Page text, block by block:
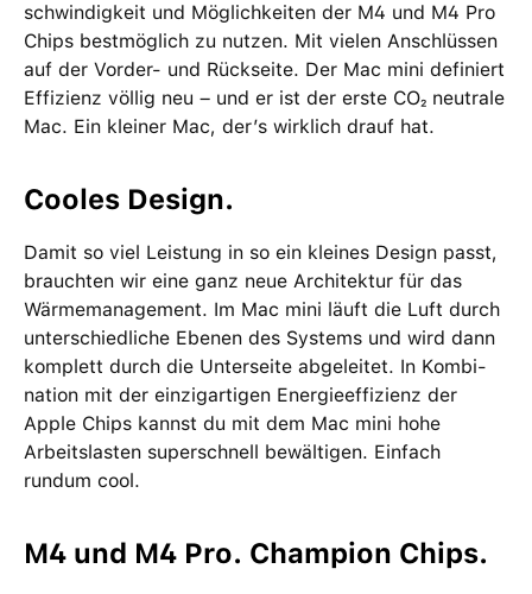
schwin­dig­keit und Möglich­keiten der M4 und M4 Pro
Chips bestmög­lich zu nutzen. Mit vielen Anschlüssen
auf der Vorder- und Rück­seite. Der Mac mini definiert
Effizienz völlig neu – und er ist der erste CO₂ neutrale
Mac. Ein kleiner Mac, der’s wirklich drauf hat.
Cooles Design.
Damit so viel Leistung in so ein kleines Design passt,
brauchten wir eine ganz neue Archi­tektur für das
Wärme­management­. Im Mac mini läuft die Luft durch
unter­schied­liche Ebenen des Systems und wird dann
komplett durch die Unterseite abgeleitet. In Kombi­
nation mit der einzig­artigen Energie­effizienz der
Apple Chips kannst du mit dem Mac mini hohe
Arbeits­lasten super­schnell bewältigen. Einfach
rundum cool.
M4 und M4 Pro. Champion Chips.